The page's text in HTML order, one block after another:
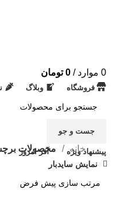
0 موارد /
0 تومان
فروشگاه وبلاگ
جست و جو
پیشنهاد ویژه آفر امروز خانه محصولات
نمایش سایدبار